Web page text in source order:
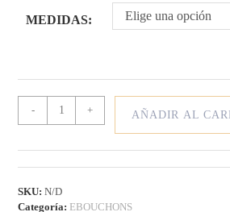
MEDIDAS: Elige una opción
EBOUCHONS
- + AÑADIR AL
SKU:N/D
Categoría: EBOUCHONS